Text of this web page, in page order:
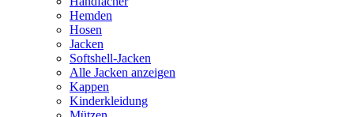
Hemden
Hosen
Jacken
Softshell-Jacken
Alle Jacken anzeigen
Kappen
Kinderkleidung